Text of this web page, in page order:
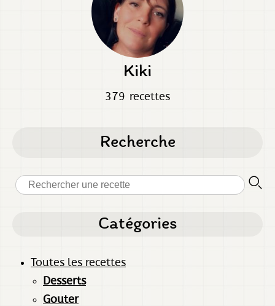
Kiki
379 recettes
Recherche
Catégories
Toutes les recettes
Desserts
Gouter